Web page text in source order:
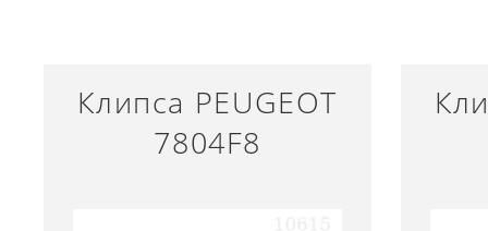
Клипса PEUGEOT
7804F8